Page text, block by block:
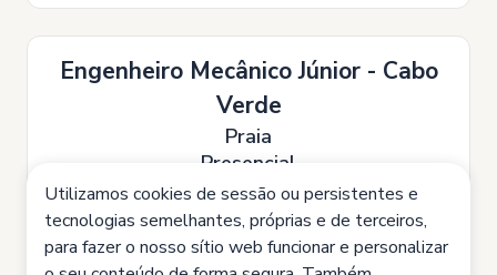
Engenheiro Mecânico Júnior - Cabo
Verde
Praia
Presencial
Anterior 1 2 3 Próxima
Utilizamos cookies de sessão ou persistentes e
tecnologias semelhantes, próprias e de terceiros,
para fazer o nosso sítio web funcionar e personalizar